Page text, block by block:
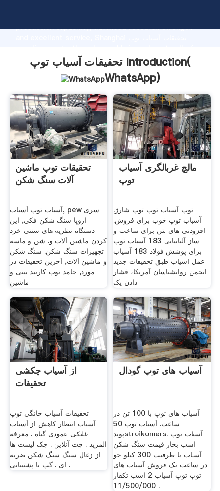
production capability, advanced research strength
customers.
تحقیقات آسیاب توپ Introduction(
WhatsApp)
تحقیقات توپ ماشین
آلات سنگ شکن
آسیاب توپ آسیاب, pew سری
اروپا سنگ شکن فکی, این
دستگاه نظریه های سنتی خرد
کردن ماشین آلات و. شن و ماسه
تجهیزات سنگ شکن. سنگ شکن
و ماشین آلات, آخرین تحقیقات در
مورد, جامد توپ کاربید بینی و
ماشین
مالچ غربالگری آسیاب
توپ
توپ آسیاب توپ توپ شارژ.
آسیاب توپ خوب برای فروش.
افزودنی های بتن برای ساخت و
ساز آلبانیایی 183 آسیاب توپ
برای پوشش فولاد 183 آسیاب
عمل اسیاب طبق تحقیقات جدید
انجمن روانشناسان آمریکا، فشار
دادن یک
از آسیاب چکشی
تحقیقات
تحقیقات آسیاب خانگی توپ
آسیاب انتظار کاهش از آسیاب
غلتکی عمودی گیاه . معرفة
المزيد . چت آنلاین . چک لیست ها
از زغال سنگ سنگ شکن ضربه
ای . گپ با پشتیبانی .
آسیاب های توپ گودال
آسیاب های توپ با 100 تن در
ساعت. آسیاب توپ 50
پوندstroikomers. آسیاب توپ
اسب بخار قیمت سنگ شکن
آسیاب با ظرفیت 300 کیلو جو
در ساعت تک فروش آسیاب های
توپ توپ آسیاب 2 اسب تکفاز
11/500/000 .